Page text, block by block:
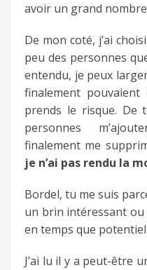
avoir un grand
De mon coté, j’ai
peu des personnes
entendu, je peux
finalement
prends le risque. De
personnes
finalement me
je n’ai pas rendu la
Bordel, tu me suis
un brin intéressant ou
en temps que
J’ai lu il y a peut-être